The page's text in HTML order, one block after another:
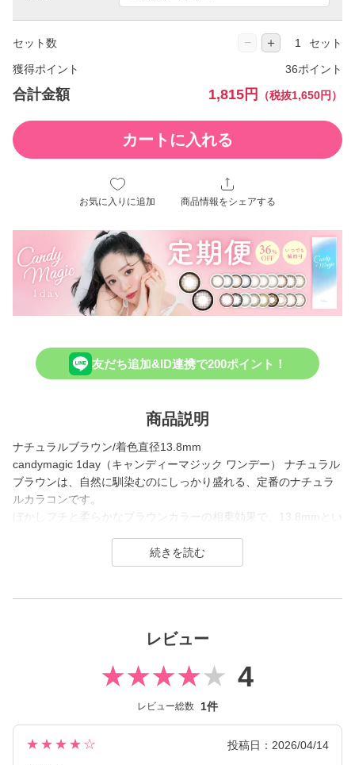
セット数 − ＋ セット
獲得ポイント 36ポイント
合計金額 1,815円 （税抜1,650円）
カートに入れる
お気に入りに追加 商品情報をシェアする
友だち追加&ID連携で200ポイント！
商品説明
ナチュラルブラウン/着色直径13.8mm
candymagic 1day（キャンディーマジック ワンデー） ナチュラル
ブラウンは、自然に馴染むのにしっかり盛れる、定番のナチュラ
ルカラコンです。
ぼかしフチと柔らかなブラウンカラーの相乗効果で、13.8mmとい
学校や仕事などの日常使いで、「元から黒目が大きい」ような印
candy magic 1day（キャンディーマジック ワンデー）は2007年
幅広い世代から愛されるロングセラーコンタクトレンズブラン
レンズ直径(DIA)14.5㎜の大きめレンズで瞳を大きく魅せながら、
今っぽく瞳を引き立てる
レビュー
4
レビュー総数 1件
★★★★☆ 投稿日：2026/04/14